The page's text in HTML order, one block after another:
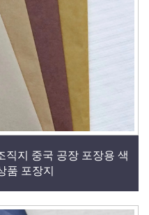
지 중국 공장 포장용 색
품 포장지